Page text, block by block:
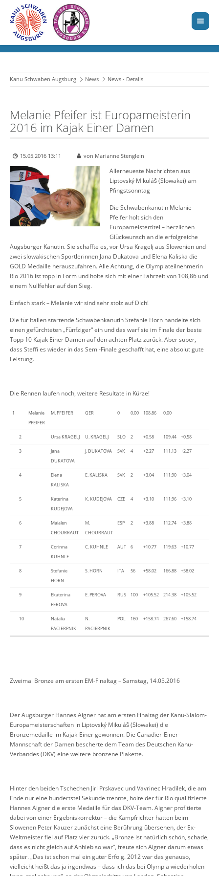
Kanu Schwaben Augsburg News News - Details
Melanie Pfeifer ist Europameisterin
2016 im Kajak Einer Damen
15.05.2016 13:11 von Marianne Stenglein
Allerneueste Nachrichten aus
Liptovský Mikuláš (Slowakei) am
Pfingstsonntag
Die Schwabenkanutin Melanie
Pfeifer holt sich den
Europameistertitel – herzlichen
Glückwunsch an die erfolgreiche
Augsburger Kanutin. Sie schaffte es, vor Ursa Kragelj aus Slowenien und
zwei slowakischen Sportlerinnen Jana Dukatova und Elena Kaliska die
GOLD Medaille herauszufahren. Alle Achtung, die Olympiateilnehmerin
Rio 2016 ist topp in Form und holte sich mit einer Fahrzeit von 108,86 und
einem Nullfehlerlauf den Sieg.
Einfach stark – Melanie wir sind sehr stolz auf Dich!
Die für Italien startende Schwabenkanutin Stefanie Horn handelte sich
einen gefürchteten „Fünfziger“ ein und das warf sie im Finale der beste
Topp 10 Kajak Einer Damen auf den achten Platz zurück. Aber super,
dass Steffi es wieder in das Semi-Finale geschafft hat, eine absolut gute
Leistung.
Die Rennen laufen noch, weitere Resultate in Kürze!
1
Melanie
PFEIFER
M. PFEIFER GER 0 0.00 108.86 0.00
2 Ursa KRAGELJ U. KRAGELJ SLO 2 +0.58 109.44 +0.58
3
Jana
DUKATOVA
J. DUKATOVA SVK 4 +2.27 111.13 +2.27
4
Elena
KALISKA
E. KALISKA SVK 2 +3.04 111.90 +3.04
5
Katerina
KUDEJOVA
K. KUDEJOVA CZE 4 +3.10 111.96 +3.10
6
Maialen
CHOURRAUT
M.
CHOURRAUT
ESP 2 +3.88 112.74 +3.88
7
Corinna
KUHNLE
C. KUHNLE AUT 6 +10.77 119.63 +10.77
8
Stefanie
HORN
S. HORN ITA 56 +58.02 166.88 +58.02
9
Ekaterina
PEROVA
E. PEROVA RUS 100 +105.52 214.38 +105.52
10
Natalia
PACIERPNIK
N.
PACIERPNIK
POL 160 +158.74 267.60 +158.74
Zweimal Bronze am ersten EM-Finaltag – Samstag, 14.05.2016
Der Augsburger Hannes Aigner hat am ersten Finaltag der Kanu-Slalom-
Europameisterschaften in Liptovský Mikuláš (Slowakei) die
Bronzemedaille im Kajak-Einer gewonnen. Die Canadier-Einer-
Mannschaft der Damen bescherte dem Team des Deutschen Kanu-
Verbandes (DKV) eine weitere bronzene Plakette.
Hinter den beiden Tschechen Jiri Prskavec und Vavrinec Hradilek, die am
Ende nur eine hundertstel Sekunde trennte, holte der für Rio qualifizierte
Hannes Aigner die erste Medaille für das DKV-Team. Aigner profitierte
dabei von einer Ergebniskorrektur – die Kampfrichter hatten beim
Slowenen Peter Kauzer zunächst eine Berührung übersehen, der Ex-
Weltmeister fiel auf Platz vier zurück. „Bronze ist natürlich schön, schade,
dass es nicht gleich auf Anhieb so war“, freute sich Aigner darum etwas
später. „Das ist schon mal ein guter Erfolg. 2012 war das genauso,
vielleicht heißt das ja irgendwas – dass ich das bei Olympia wiederholen